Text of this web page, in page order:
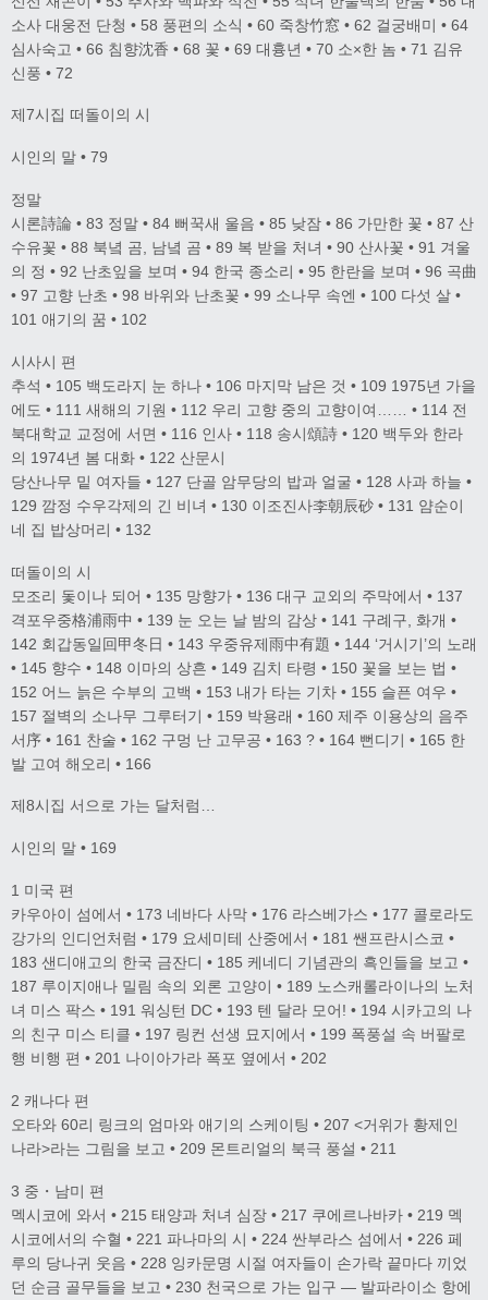
소사 대웅전 단청 • 58 풍편의 소식 • 60 죽창竹窓 • 62 걸궁배미 • 64
심사숙고 • 66 침향沈香 • 68 꽃 • 69 대흉년 • 70 소×한 놈 • 71 김유
신풍 • 72
제7시집 떠돌이의 시
시인의 말 • 79
정말
시론詩論 • 83 정말 • 84 뻐꾹새 울음 • 85 낮잠 • 86 가만한 꽃 • 87 산
수유꽃 • 88 북녘 곰, 남녘 곰 • 89 복 받을 처녀 • 90 산사꽃 • 91 겨울
의 정 • 92 난초잎을 보며 • 94 한국 종소리 • 95 한란을 보며 • 96 곡曲
• 97 고향 난초 • 98 바위와 난초꽃 • 99 소나무 속엔 • 100 다섯 살 •
101 애기의 꿈 • 102
시사시 편
추석 • 105 백도라지 눈 하나 • 106 마지막 남은 것 • 109 1975년 가을
에도 • 111 새해의 기원 • 112 우리 고향 중의 고향이여…… • 114 전
북대학교 교정에 서면 • 116 인사 • 118 송시頌詩 • 120 백두와 한라
의 1974년 봄 대화 • 122 산문시
당산나무 밑 여자들 • 127 단골 암무당의 밥과 얼굴 • 128 사과 하늘 •
129 깜정 수우각제의 긴 비녀 • 130 이조진사李朝辰砂 • 131 얌순이
네 집 밥상머리 • 132
떠돌이의 시
모조리 돛이나 되어 • 135 망향가 • 136 대구 교외의 주막에서 • 137
격포우중格浦雨中 • 139 눈 오는 날 밤의 감상 • 141 구례구, 화개 •
142 회갑동일回甲冬日 • 143 우중유제雨中有題 • 144 ‘거시기’의 노래
• 145 향수 • 148 이마의 상흔 • 149 김치 타령 • 150 꽃을 보는 법 •
152 어느 늙은 수부의 고백 • 153 내가 타는 기차 • 155 슬픈 여우 •
157 절벽의 소나무 그루터기 • 159 박용래 • 160 제주 이용상의 음주
서序 • 161 찬술 • 162 구멍 난 고무공 • 163 ? • 164 뻔디기 • 165 한
발 고여 해오리 • 166
제8시집 서으로 가는 달처럼…
시인의 말 • 169
1 미국 편
카우아이 섬에서 • 173 네바다 사막 • 176 라스베가스 • 177 콜로라도
강가의 인디언처럼 • 179 요세미테 산중에서 • 181 쌘프란시스코 •
183 샌디애고의 한국 금잔디 • 185 케네디 기념관의 흑인들을 보고 •
187 루이지애나 밀림 속의 외론 고양이 • 189 노스캐롤라이나의 노처
녀 미스 팍스 • 191 워싱턴 DC • 193 텐 달라 모어! • 194 시카고의 나
의 친구 미스 티클 • 197 링컨 선생 묘지에서 • 199 폭풍설 속 버팔로
행 비행 편 • 201 나이아가라 폭포 옆에서 • 202
2 캐나다 편
오타와 60리 링크의 엄마와 애기의 스케이팅 • 207 <거위가 황제인
나라>라는 그림을 보고 • 209 몬트리얼의 북극 풍설 • 211
3 중・남미 편
멕시코에 와서 • 215 태양과 처녀 심장 • 217 쿠에르나바카 • 219 멕
시코에서의 수혈 • 221 파나마의 시 • 224 싼부라스 섬에서 • 226 페
루의 당나귀 웃음 • 228 잉카문명 시절 여자들이 손가락 끝마다 끼었
던 순금 골무들을 보고 • 230 천국으로 가는 입구 — 발파라이소 항에